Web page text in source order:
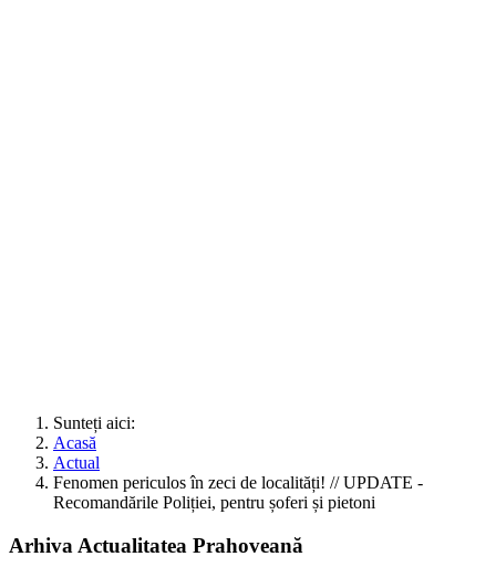
Sunteți aici:
Acasă
Actual
Fenomen periculos în zeci de localități! // UPDATE -
Recomandările Poliției, pentru șoferi și pietoni
Arhiva Actualitatea Prahoveană